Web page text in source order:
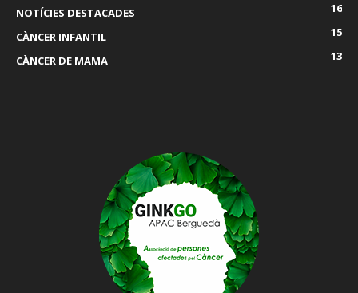
NOTÍCIES DESTACADES
16
CÀNCER INFANTIL
15
CÀNCER DE MAMA
13